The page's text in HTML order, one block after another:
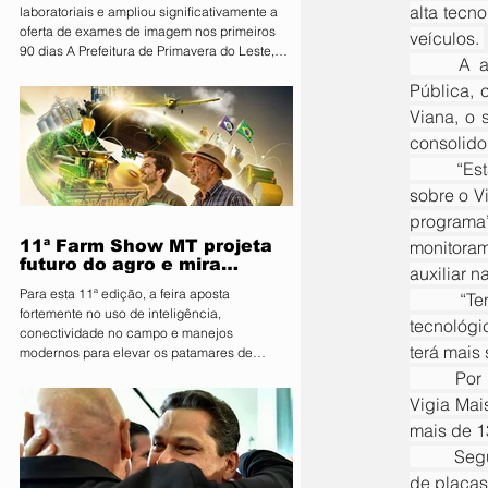
laboratoriais e ampliou significativamente a
oferta de exames de imagem nos primeiros
90 dias A Prefeitura de Primavera do Leste,
apresentou nesta sexta-feira (07) os
resultados dos primeiros 90 dias do programa
Vira Saúde. Ao todo, aproximadamente 28 mil
pessoas foram beneficiadas pelas ações
realizadas no período. Durante os primeiros
três meses, foram realizados 141.574 exames
laboratoria
11ª Farm Show MT projeta
futuro do agro e mira
sociedade
Para esta 11ª edição, a feira aposta
fortemente no uso de inteligência,
conectividade no campo e manejos
modernos para elevar os patamares de
Primavera do Leste deu o pontapé inicial para
uma das maiores vitrines tecnológicas do
Centro-Oeste. A organização lançou
oficialmente a 11ª edição da Farm Show MT.
Consolidada como um ambiente de negócios
alta
veículos.
Pública,
Viana, o
sobre o
auxiliar
terá mais
Vigia
mais de
	Segundo ele, a tecnologia empregada permite monitoramento em tempo real, leitura automática
de